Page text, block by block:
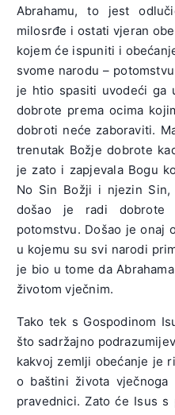
Abrahamu, to jest
milosrđe i ostati vjeran
kojem će ispuniti i
svome narodu –
je htio spasiti uvodeći ga
dobrote prema ocima
dobroti neće zaboraviti.
trenutak Božje dobrote
je zato i zapjevala Bogu
No Sin Božji i njezin Sin,
došao je radi dobrote
potomstvu. Došao je onaj
u kojemu su svi narodi
je bio u tome da
životom vječnim.
Tako tek s Gospodinom
što sadržajno
kakvoj zemlji obećanje je
o baštini života
pravednici. Zato će Isus